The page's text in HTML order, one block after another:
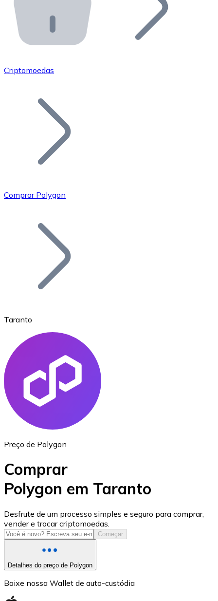
API Bitnovo
Integre nossa API no seu ecossistema.
Junte-se à nossa rede de revendedores e comercialize
Adicione o token do seu projeto ao nosso serviço de
Bitcoin
Ethereum
USD Coin
USDC
Criptomoedas
Comprar Polygon
Taranto
Preço de Polygon
Comprar
Polygon em Taranto
Desfrute de um processo simples e seguro para comprar,
vender e trocar criptomoedas.
Começar
Detalhes do preço de Polygon
Baixe nossa Wallet de auto-custódia